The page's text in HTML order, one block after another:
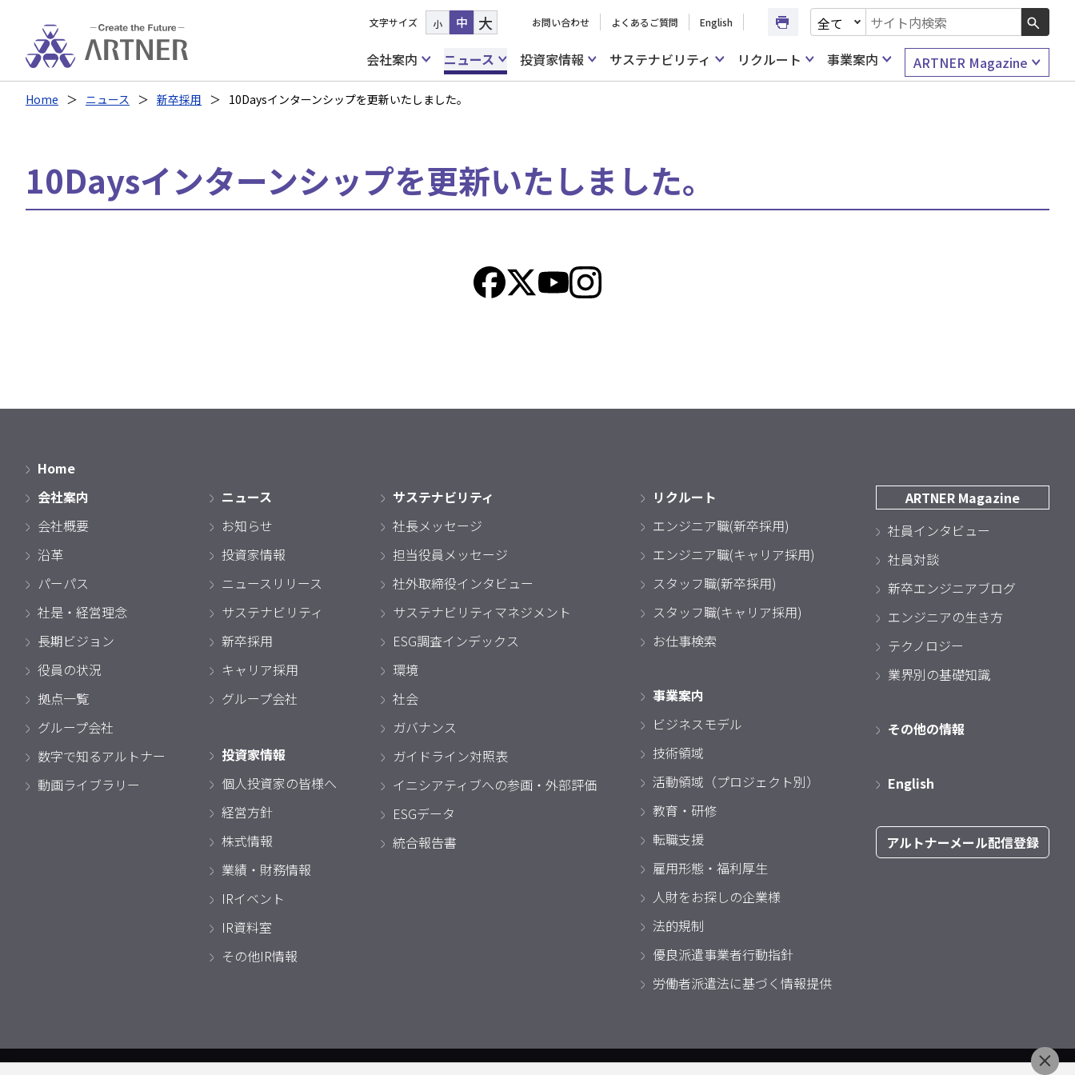
文字サイズ 小 中 大 お問い合わせ よくあるご質問 English
文書種別を選択
検索キーワード入力
会社案内
ニュース 投資家情報 サステナビリティ リクルート 事業案内 ARTNER Magazine
Home ニュース 新卒採用 10Daysインターンシップを更新いたしました。
10Daysインターンシップを更新いたしました。
Home
会社案内
会社概要
沿革
パーパス
社是・経営理念
長期ビジョン
役員の状況
拠点一覧
グループ会社
数字で知るアルトナー
動画ライブラリー
ニュース
お知らせ
投資家情報
ニュースリリース
サステナビリティ
新卒採用
キャリア採用
グループ会社
投資家情報
個人投資家の皆様へ
経営方針
株式情報
業績・財務情報
IRイベント
IR資料室
その他IR情報
サステナビリティ
社長メッセージ
担当役員メッセージ
社外取締役インタビュー
サステナビリティマネジメント
ESG調査インデックス
環境
社会
ガバナンス
ガイドライン対照表
イニシアティブへの参画・外部評価
ESGデータ
統合報告書
リクルート
エンジニア職(新卒採用)
エンジニア職(キャリア採用)
スタッフ職(新卒採用)
スタッフ職(キャリア採用)
お仕事検索
事業案内
ビジネスモデル
技術領域
活動領域（プロジェクト別）
教育・研修
転職支援
雇用形態・福利厚生
人財をお探しの企業様
法的規制
優良派遣事業者行動指針
労働者派遣法に基づく情報提供
ARTNER Magazine
社員インタビュー
社員対談
新卒エンジニアブログ
エンジニアの生き方
テクノロジー
業界別の基礎知識
その他の情報
English
アルトナーメール配信登録